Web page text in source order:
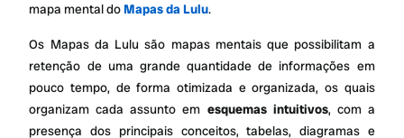
mapa mental doMapas da Lulu.
Os Mapas da Lulu são mapas mentais que possibilitam a
retenção de uma grande quantidade de informações em
pouco tempo, de forma otimizada e organizada, os quais
organizam cada assunto em esquemas intuitivos, com a
presença dos principais conceitos, tabelas, diagramas e